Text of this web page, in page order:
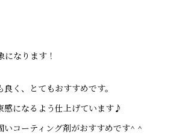
なります！
く、とてもおすすめです。
感になるよう仕上げています♪
コーティング剤がおすすめです^ ^